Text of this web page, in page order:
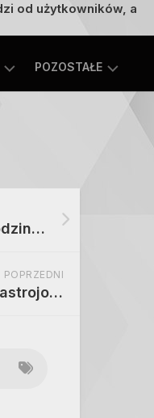
od użytkowników, a
POZOSTAŁE
TRANSPORT
Który prezent na urodziny dla potomka wybrać – idee na pewne oraz fajne podarki
POPRZEDNI
Jak udoskonalić nastrojowe relacje i efektywnie pozbyć się problemu z wzwodem?